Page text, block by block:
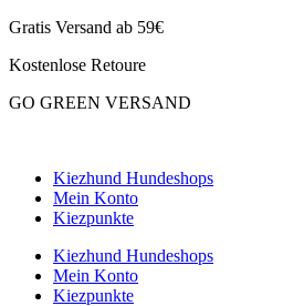
Zum
springen
Gratis Versand ab 59€
Kostenlose Retoure
GO GREEN VERSAND
Kiezhund Hundeshops
Mein Konto
Kiezpunkte
Kiezhund Hundeshops
Mein Konto
Kiezpunkte